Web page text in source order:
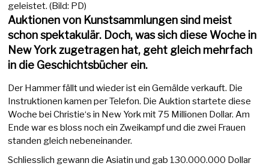
geleistet. (Bild: PD)
Auktionen von Kunstsammlungen sind meist
schon spektakulär. Doch, was sich diese Woche in
New York zugetragen hat, geht gleich mehrfach
in die Geschichtsbücher ein.
Der Hammer fällt und wieder ist ein Gemälde verkauft. Die
Instruktionen kamen per Telefon. Die Auktion startete diese
Woche bei Christie‘s in New York mit 75 Millionen Dollar. Am
Ende war es bloss noch ein Zweikampf und die zwei Frauen
standen gleich nebeneinander.
Schliesslich gewann die Asiatin und gab 130.000.000 Dollar